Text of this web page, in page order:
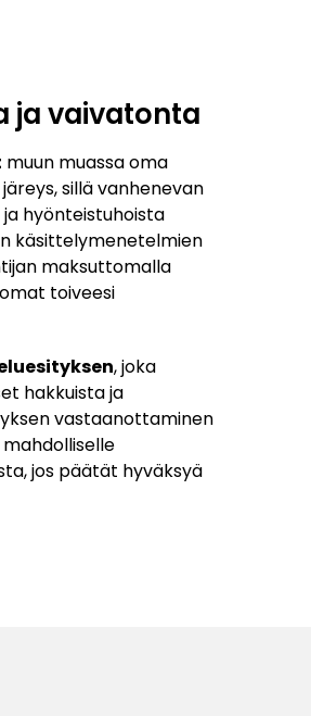
ja vaivatonta
muun muassa oma
sillä vanhenevan
hyönteistuhoista
käsittelymenetelmien
maksuttomalla
toiveesi
, joka
hakkuista ja
vastaanottaminen
jos päätät hyväksyä